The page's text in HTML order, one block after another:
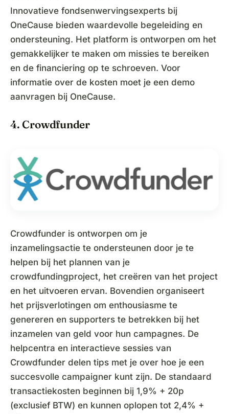
Innovatieve fondsenwervingsexperts bij
OneCause bieden waardevolle begeleiding en
ondersteuning. Het platform is ontworpen om het
gemakkelijker te maken om missies te bereiken
en de financiering op te schroeven. Voor
informatie over de kosten moet je een demo
aanvragen bij OneCause.
4. Crowdfunder
Crowdfunder is ontworpen om je
inzamelingsactie te ondersteunen door je te
helpen bij het plannen van je
crowdfundingproject, het creëren van het project
en het uitvoeren ervan. Bovendien organiseert
het prijsverlotingen om enthousiasme te
genereren en supporters te betrekken bij het
inzamelen van geld voor hun campagnes. De
helpcentra en interactieve sessies van
Crowdfunder delen tips met je over hoe je een
succesvolle campaigner kunt zijn. De standaard
transactiekosten beginnen bij 1,9% + 20p
(exclusief BTW) en kunnen oplopen tot 2,4% +